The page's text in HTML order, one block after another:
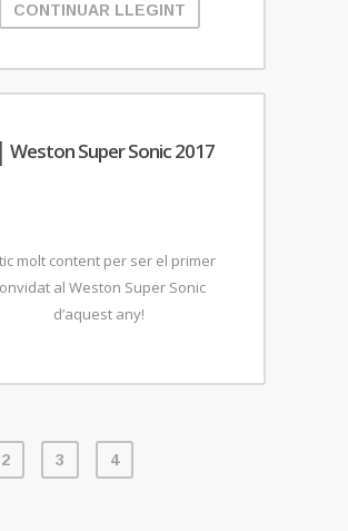
CONTINUAR LLEGINT
Weston Super Sonic 2017
molt content per ser el primer
al Weston Super Sonic
d’aquest any!
2 3 4